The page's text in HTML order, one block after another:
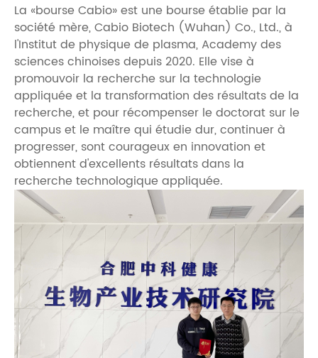
La «bourse Cabio» est une bourse établie par la
société mère, Cabio Biotech (Wuhan) Co., Ltd., à
l'Institut de physique de plasma, Academy des
sciences chinoises depuis 2020. Elle vise à
promouvoir la recherche sur la technologie
appliquée et la transformation des résultats de la
recherche, et pour récompenser le doctorat sur le
campus et le maître qui étudie dur, continuer à
progresser, sont courageux en innovation et
obtiennent d'excellents résultats dans la
recherche technologique appliquée.